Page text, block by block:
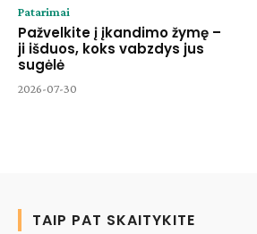
Patarimai
Pažvelkite į įkandimo žymę –
ji išduos, koks vabzdys jus
sugėlė
2026-07-30
TAIP PAT SKAITYKITE